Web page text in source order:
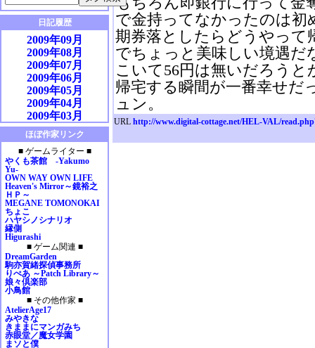
で金持ってなかったのは初
期券落としたらどうやっ
でちょっと美味しい境遇
こいて56円は無いだろう
帰宅する瞬間が一番幸せだ
ュン。
URL http://www.digital-cottage.net/HEL-VAL/
日記履歴
2009年09月
2009年08月
2009年07月
2009年06月
2009年05月
2009年04月
2009年03月
2009年02月
2009年01月
2008年12月
2008年11月
2008年10月
2008年09月
2008年08月
2008年07月
2008年05月
2008年04月
2008年03月
2008年02月
2008年01月
2007年12月
2007年11月
2007年10月
2007年09月
ほぼ作家リンク
■ ゲームライター ■
やくも茶館 -Yakumo
Yu-
OWN WAY OWN LIFE
Heaven's Mirror～鏡裕之
ＨＰ～
MEGANE TOMONOKAI
ちょこ
ハヤシノシナリオ
縁側
Higurashi
■ ゲーム関連 ■
DreamGarden
駒亦賀緒探偵事務所
りぺあ ～Patch Library～
娘々倶楽部
小鳥館
■ その他作家 ■
AtelierAge17
みやきな
きままにマンガみち
赤眼堂／魔女学園
まソと僕